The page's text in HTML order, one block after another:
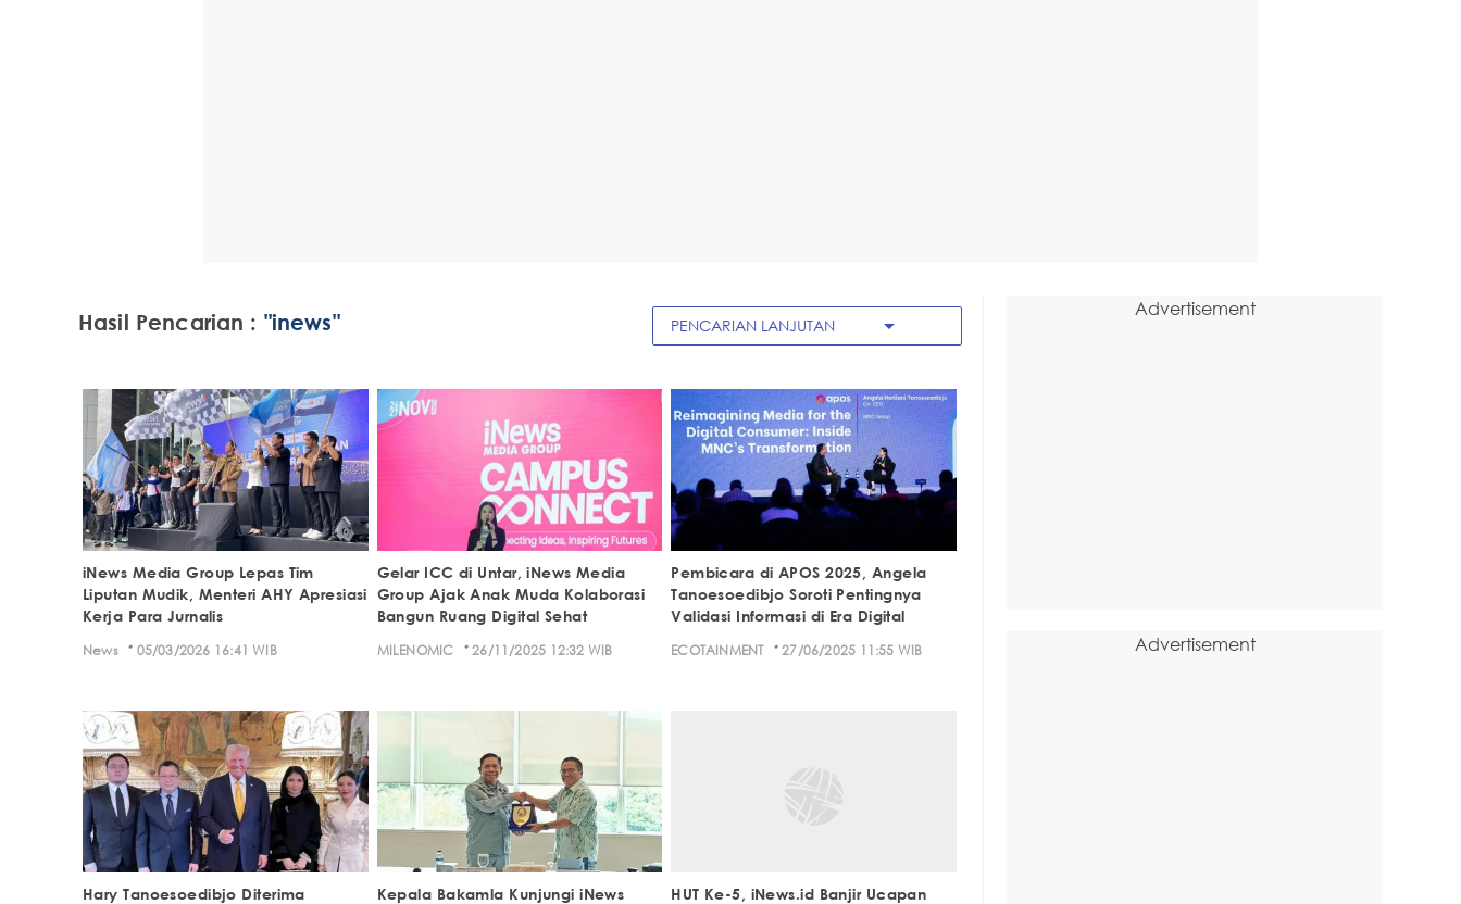
Hasil Pencarian : "inews" PENCARIAN LANJUTAN arrow_drop_down
iNews Media Group Lepas Tim
Liputan Mudik, Menteri AHY Apresiasi
Kerja Para Jurnalis
News · 05/03/2026 16:41 WIB
Gelar ICC di Untar, iNews Media
Group Ajak Anak Muda Kolaborasi
Bangun Ruang Digital Sehat
MILENOMIC · 26/11/2025 12:32 WIB
Pembicara di APOS 2025, Angela
Tanoesoedibjo Soroti Pentingnya
Validasi Informasi di Era Digital
ECOTAINMENT · 27/06/2025 11:55 WIB
Hary Tanoesoedibjo Diterima
Kepala Bakamla Kunjungi iNews
HUT Ke-5, iNews.id Banjir Ucapan
Advertisement
Advertisement